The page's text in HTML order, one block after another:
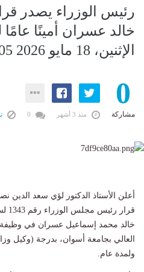
رئيس الوزراء يصدر
خالد عسران أمينًا عامًا
الإثنين، 18 مايو 2026 02:05 مـ
0
مشاركة منذ 3 أشهر
أعلن الأستاذ الدكتور لؤي سعد
خالد محمد إسماعيل عسران في وظيفة
ولمدة عام.